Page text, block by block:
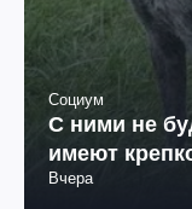
Социум
С ними не
имеют
Вчера